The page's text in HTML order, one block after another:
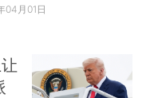
04月01日